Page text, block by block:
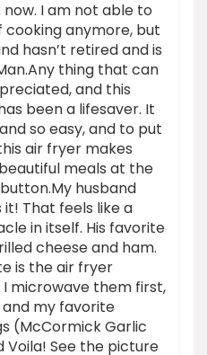
I am not able to
cooking anymore, but
hasn’t retired and is
thing that can
and this
been a lifesaver. It
so easy, and to put
air fryer makes
meals at the
husband
it! That feels like a
in itself. His favorite
cheese and ham.
is the air fryer
microwave them first,
my favorite
(McCormick Garlic
Voila! See the picture